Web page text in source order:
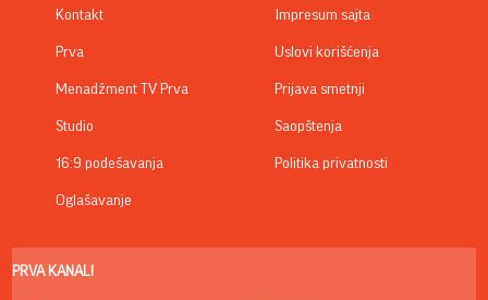
Kontakt
Prva
Menadžment TV Prva
Studio
16:9 podešavanja
Oglašavanje
Impresum sajta
Uslovi korišćenja
Prijava smetnji
Saopštenja
Politika privatnosti
PRVA KANALI